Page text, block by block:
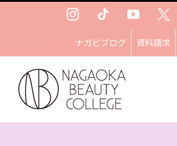
InstagramTiktokYouTube
Ｘ
ナガビブログ 資料請求